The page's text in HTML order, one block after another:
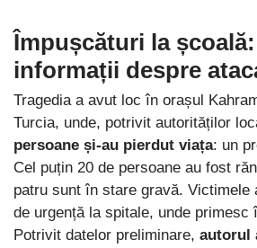
Împușcături la
informații despre
Tragedia a avut loc în orașul
Turcia, unde, potrivit autorităților
persoane și-au pierdut viața: un
Cel puțin 20 de persoane au fost
patru sunt în stare gravă. Victimele
de urgență la spitale, unde primesc
Potrivit datelor preliminare, autorul